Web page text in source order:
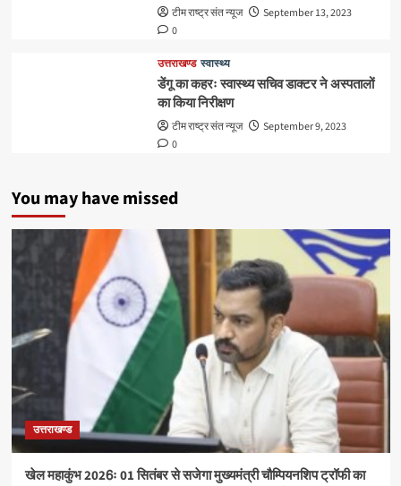
टीम राष्ट्र संत न्यूज
September 13, 2023
0
उत्तराखण्ड स्वास्थ्य
डेंगू का कहरः स्वास्थ्य सचिव डाक्टर ने अस्पतालों
का किया निरीक्षण
टीम राष्ट्र संत न्यूज
September 9, 2023
0
You may have missed
उत्तराखण्ड
खेल महाकुंभ 2026ः 01 सितंबर से सजेगा मुख्यमंत्री चौम्पियनशिप ट्रॉफी का